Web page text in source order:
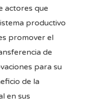
actores que
productivo
promover el
de
para su
de la
en sus